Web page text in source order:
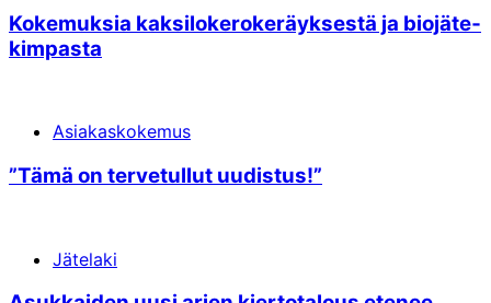
Kokemuksia kaksi­lokero­keräyksestä ja bio­jäte­
kimpasta
Asiakaskokemus
”Tämä on terve­tullut uudistus!”
Jätelaki